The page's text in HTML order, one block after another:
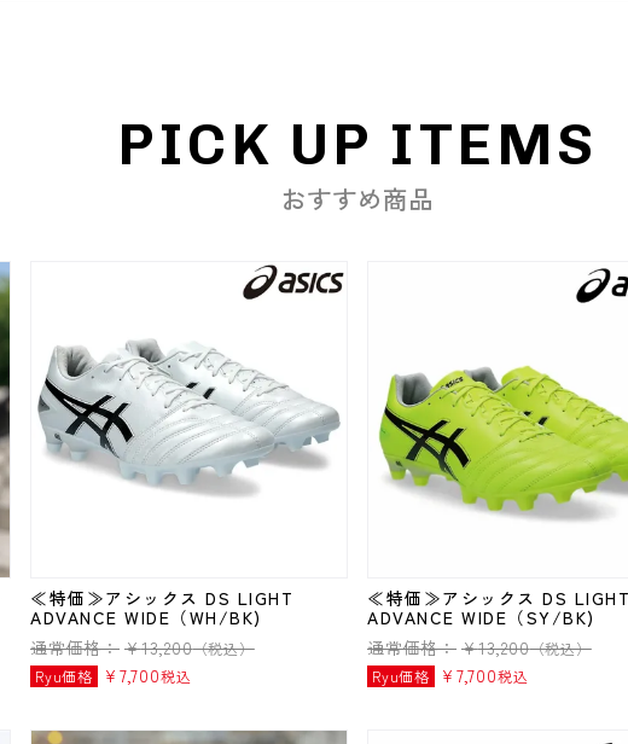
PICK UP ITEMS
おすすめ商品
≪特価≫アシックス DS LIGHT
ADVANCE WIDE（WH/BK)
通常価格： ¥13,200（税込）
Ryu価格
¥ 7,700税込
≪特価≫アシックス DS LIGHT
ADVANCE WIDE（SY/BK)
通常価格： ¥13,200（税込）
Ryu価格
¥ 7,700税込